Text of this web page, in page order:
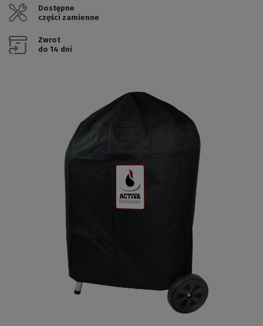
Dostępne
części zamienne
Zwrot
do 14 dni